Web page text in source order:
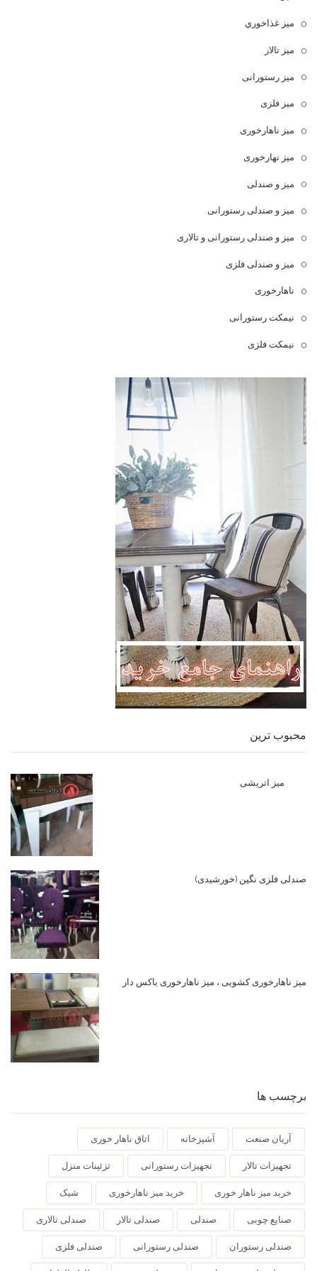
ميز غذاخوري
میز تالار
میز رستورانی
میز فلزی
میز ناهارخوری
میز نهارخوری
میز و صندلی
میز و صندلی رستورانی
میز و صندلی رستورانی و تالاری
میز و صندلی فلزی
ناهارخوری
نیمکت رستورانی
نیمکت فلزی
محبوب ترین
میز اتریشی
صندلی فلزی نگین (خورشیدی)
میز ناهارخوری کشویی ، میز ناهارخوری باکس دار
برچسب ها
آریان صنعت آشپزخانه اتاق ناهار خوری
تجهیزات تالار تجهیزات رستورانی تزئینات منزل
خرید میز ناهار خوری خرید میز ناهارخوری شیک
صنایع چوبی صندلی صندلی تالار صندلی تالاری
صندلی رستوران صندلی رستورانی صندلی فلزی